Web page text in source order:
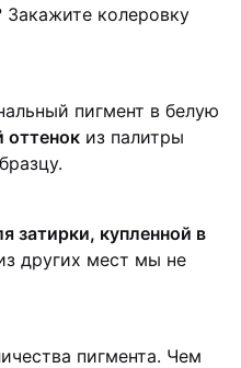
Закажите колеровку
пигмент в белую
оттенок из палитры
затирки, купленной в
других мест мы не
пигмента. Чем